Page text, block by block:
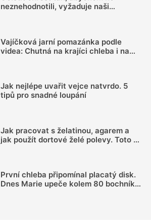
neznehodnotili, vyžaduje naši
Vajíčková jarní pomazánka podle
videa: Chutná na krajíci chleba i na
Jak nejlépe uvařit vejce natvrdo. 5
tipů pro snadné loupání
Jak pracovat s želatinou, agarem a
jak použít dortové želé polevy. Toto je
První chleba připomínal placatý disk.
Dnes Marie upeče kolem 80 bochníků